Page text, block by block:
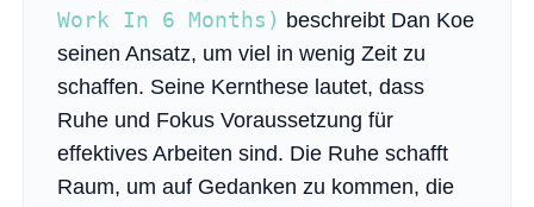
Work In 6 Months) beschreibt Dan Koe
seinen Ansatz, um viel in wenig Zeit zu
schaffen. Seine Kernthese lautet, dass
Ruhe und Fokus Voraussetzung für
effektives Arbeiten sind. Die Ruhe schafft
Raum, um auf Gedanken zu kommen, die